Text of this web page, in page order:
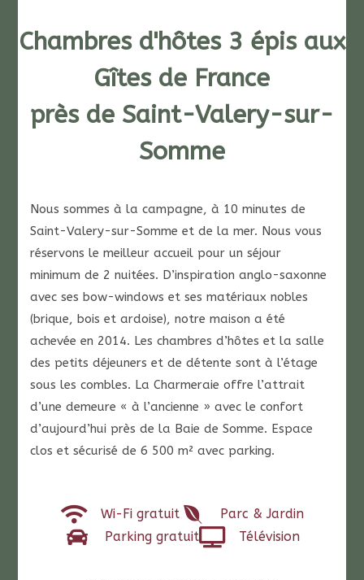
Chambres d'hôtes 3 épis aux
Gîtes de France
près de Saint-Valery-sur-
Somme
Nous sommes à la campagne, à 10 minutes de
Saint-Valery-sur-Somme et de la mer. Nous vous
réservons le meilleur accueil pour un séjour
minimum de 2 nuitées. D’inspiration anglo-saxonne
avec ses bow-windows et ses matériaux nobles
(brique, bois et ardoise), notre maison a été
achevée en 2014. Les chambres d’hôtes et la salle
des petits déjeuners et de détente sont à l’étage
sous les combles. La Charmeraie offre l’attrait
d’une demeure « à l’ancienne » avec le confort
d’aujourd’hui près de la Baie de Somme. Espace
clos et sécurisé de 6 500 m² avec parking.
Wi-Fi gratuit
Parc & Jardin
Parking gratuit
Télévision